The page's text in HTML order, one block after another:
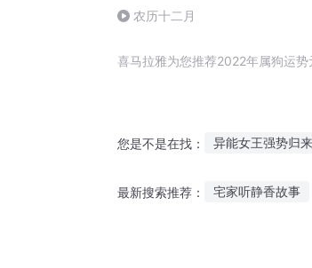
农历十二月
喜马拉雅为您推荐2022年属狗运
您是不是在找： 异能女王强势归来
最新搜索推荐： 宅家听静香故事